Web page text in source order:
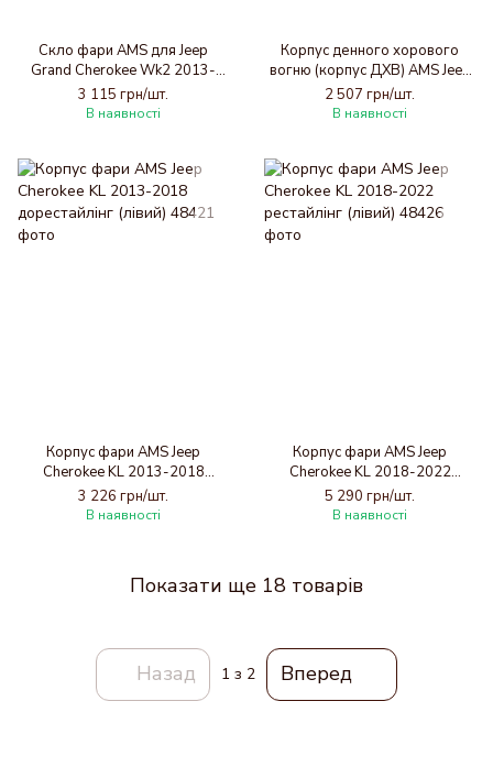
Скло фари AMS для Jeep
Grand Cherokee Wk2 2013-
2021 рестайлінг (праве)
3 115 грн/шт.
В наявності
Корпус денного хорового
вогню (корпус ДХВ) AMS Jeep
Cherokee KL 2013-2018
дорестайлінг (правий)
2 507 грн/шт.
В наявності
Корпус фари AMS Jeep
Cherokee KL 2013-2018
дорестайлінг (лівий)
3 226 грн/шт.
В наявності
Корпус фари AMS Jeep
Cherokee KL 2018-2022
рестайлінг (лівий)
5 290 грн/шт.
В наявності
Показати ще 18 товарів
Назад 1 з 2 Вперед